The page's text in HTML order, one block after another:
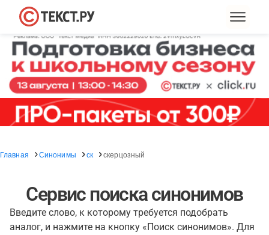
Главная Синонимы ск скерцозный
Сервис поиска синонимов
Введите слово, к которому требуется подобрать
аналог, и нажмите на кнопку «Поиск синонимов». Для